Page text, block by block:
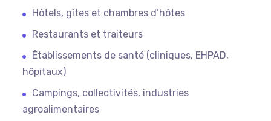
Hôtels, gîtes et chambres d’hôtes
Restaurants et traiteurs
Établissements de santé (cliniques, EHPAD,
hôpitaux)
Campings, collectivités, industries
agroalimentaires